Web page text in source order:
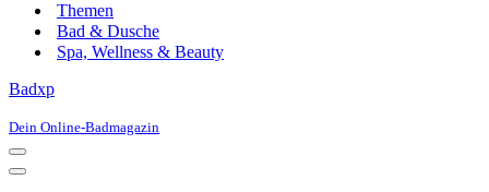
Themen
Bad & Dusche
Spa, Wellness & Beauty
Badxp
Dein Online-Badmagazin
Navigationsmenü
Navigationsmenü